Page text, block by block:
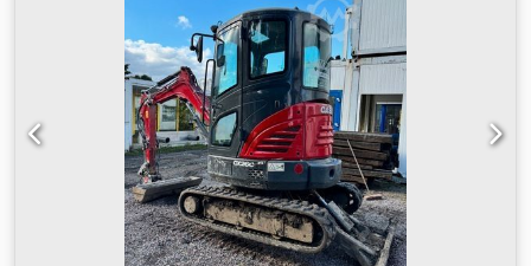
estatal de parques, de 2005 a 2017 y de 2017 a 2026.
Tracción total. Motor turbodiésel de 4 cilindros con 4485 cc
y 91 CV. Gran transmisión Hi-LO de 24 velocidades: 4
marchas en 3 gamas, 2 escalonamientos bajo carga y
reversor bajo carga. 40 km/h. Instalación de aire
comprimido. Cabina de confort con asiento del conductor
con suspensión neumática y aire acondicionado. Toma de
fuerza trasera triple (540/750/1000 rpm). Elevador trasero
KAT II con enganches rápidos y cilindros adicionales (5060
kg de capacidad de elevación). Enganche de remolque de